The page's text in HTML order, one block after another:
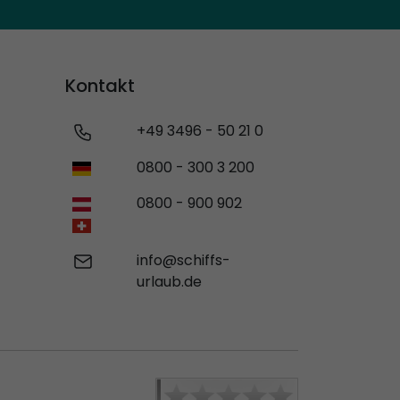
Kontakt
+49 3496 - 50 21 0
0800 - 300 3 200
0800 - 900 902
info@schiffs-
urlaub.de